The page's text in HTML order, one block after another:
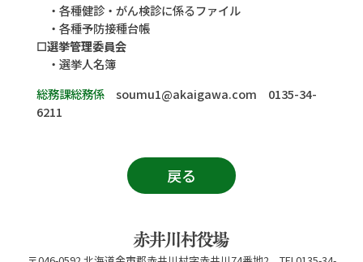
・ 各種健診・がん検診に係るファイル
・ 各種予防接種台帳
☐選挙管理委員会
・ 選挙人名簿
総務課総務係
soumu1@akaigawa.com 0135-34-
6211
戻る